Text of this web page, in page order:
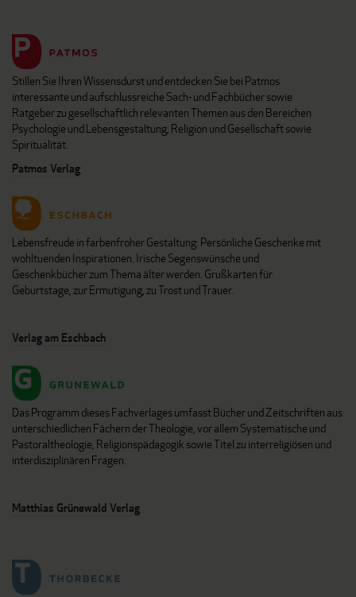
Stillen Sie Ihren Wissensdurst und entdecken Sie bei Patmos
interessante und aufschlussreiche Sach- und Fachbücher sowie
Ratgeber zu gesellschaftlich relevanten Themen aus den Bereichen
Psychologie und Lebensgestaltung, Religion und Gesellschaft sowie
Spiritualität.
Patmos Verlag
Lebensfreude in farbenfroher Gestaltung: Persönliche Geschenke mit
wohltuenden Inspirationen. Irische Segenswünsche und
Geschenkbücher zum Thema älter werden. Grußkarten für
Geburtstage, zur Ermutigung, zu Trost und Trauer.
Verlag am Eschbach
Das Programm dieses Fachverlages umfasst Bücher und Zeitschriften aus
unterschiedlichen Fächern der Theologie, vor allem Systematische und
Pastoraltheologie, Religionspädagogik sowie Titel zu interreligiösen und
interdisziplinären Fragen.
Matthias Grünewald Verlag